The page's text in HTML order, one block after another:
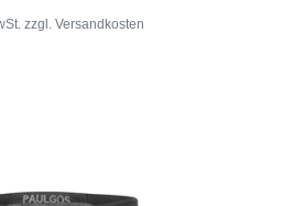
zzgl. Versandkosten